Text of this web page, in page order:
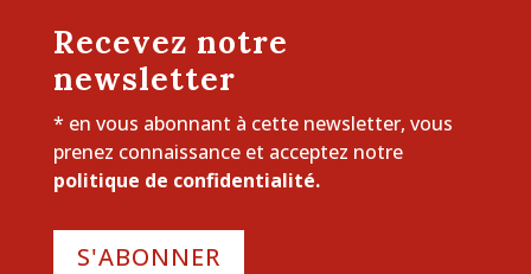
Recevez notre
newsletter
* en vous abonnant à cette newsletter, vous
prenez connaissance et acceptez notre
politique de confidentialité.
S'ABONNER